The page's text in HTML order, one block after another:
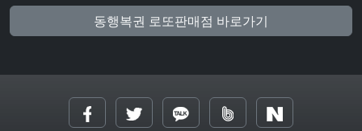
동행복권 로또판매점 바로가기